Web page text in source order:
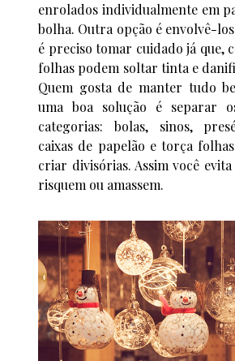
enrolados individualmente em
bolha. Outra opção é envolvê-
é preciso tomar cuidado já que,
folhas podem soltar tinta e
Quem gosta de manter tudo
uma boa solução é separar
categorias: bolas, sinos,
caixas de papelão e torça
criar divisórias. Assim você
risquem ou amassem.